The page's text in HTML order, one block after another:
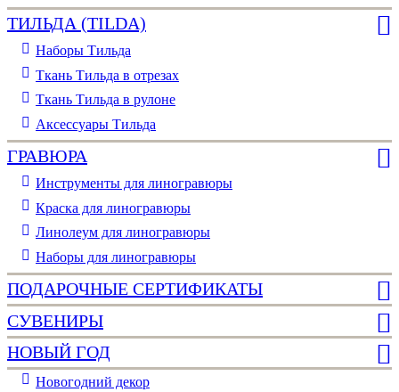
ТИЛЬДА (TILDA)
Наборы Тильда
Ткань Тильда в отрезах
Ткань Тильда в рулоне
Аксессуары Тильда
ГРАВЮРА
Инструменты для линогравюры
Краска для линогравюры
Линолеум для линогравюры
Наборы для линогравюры
ПОДАРОЧНЫЕ СЕРТИФИКАТЫ
СУВЕНИРЫ
НОВЫЙ ГОД
Новогодний декор